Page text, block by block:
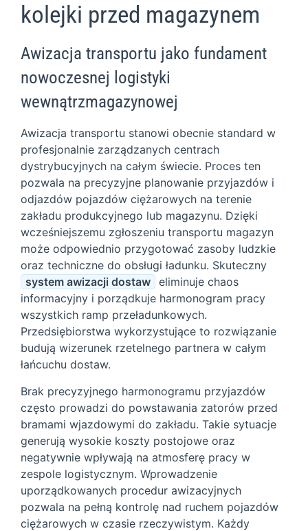
kolejki przed magazynem
Awizacja transportu jako fundament
nowoczesnej logistyki
wewnątrzmagazynowej
Awizacja transportu stanowi obecnie standard w
profesjonalnie zarządzanych centrach
dystrybucyjnych na całym świecie. Proces ten
pozwala na precyzyjne planowanie przyjazdów i
odjazdów pojazdów ciężarowych na terenie
zakładu produkcyjnego lub magazynu. Dzięki
wcześniejszemu zgłoszeniu transportu magazyn
może odpowiednio przygotować zasoby ludzkie
oraz techniczne do obsługi ładunku. Skuteczny
system awizacji dostaw eliminuje chaos
informacyjny i porządkuje harmonogram pracy
wszystkich ramp przeładunkowych.
Przedsiębiorstwa wykorzystujące to rozwiązanie
budują wizerunek rzetelnego partnera w całym
łańcuchu dostaw.
Brak precyzyjnego harmonogramu przyjazdów
często prowadzi do powstawania zatorów przed
bramami wjazdowymi do zakładu. Takie sytuacje
generują wysokie koszty postojowe oraz
negatywnie wpływają na atmosferę pracy w
zespole logistycznym. Wprowadzenie
uporządkowanych procedur awizacyjnych
pozwala na pełną kontrolę nad ruchem pojazdów
ciężarowych w czasie rzeczywistym. Każdy